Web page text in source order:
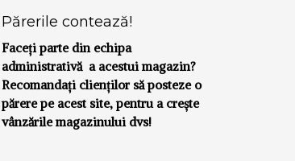
Părerile contează!
Faceți parte din echipa
administrativă a acestui magazin?
Recomandați clienților să posteze o
părere pe acest site, pentru a crește
vânzările magazinului dvs!